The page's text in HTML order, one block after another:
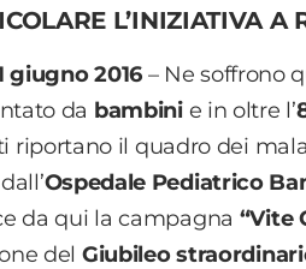
L’INIZIATIVA A
giugno 2016 – Ne soffrono
da bambinie in oltre l’
riportano il quadro dei
Ospedale Pediatrico
da qui la campagna “Vite
del Giubileo